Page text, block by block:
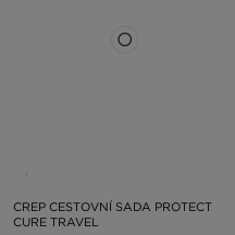
CREP CESTOVNÍ SADA PROTECT
CURE TRAVEL